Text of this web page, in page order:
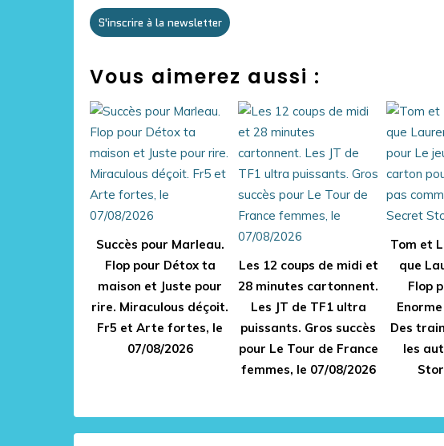
S'inscrire à la newsletter
Vous aimerez aussi :
Succès pour Marleau.
Flop pour Détox ta
maison et Juste pour
rire. Miraculous déçoit.
Fr5 et Arte fortes, le
07/08/2026
Les 12 coups de midi et
28 minutes cartonnent.
Les JT de TF1 ultra
puissants. Gros succès
pour Le Tour de France
femmes, le 07/08/2026
Tom et
que
Flop
Des
les